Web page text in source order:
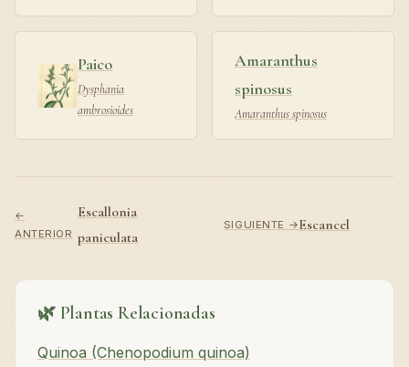
Paico
Dysphania
ambrosioides
Amaranthus
spinosus
Amaranthus spinosus
←
ANTERIOR
Escallonia
paniculata
SIGUIENTE →Escancel
🌿 Plantas Relacionadas
Quinoa (Chenopodium quinoa)